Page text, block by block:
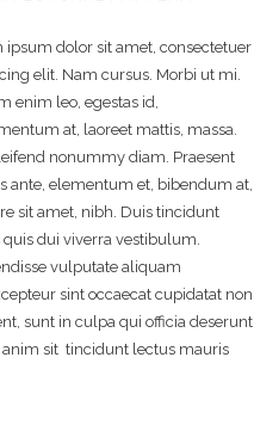
ipsum dolor sit amet, consectetuer
elit. Nam cursus. Morbi ut mi.
enim leo, egestas id,
at, laoreet mattis, massa.
nonummy diam. Praesent
ante, elementum et, bibendum at,
sit amet, nibh. Duis tincidunt
quis dui viverra vestibulum.
vulputate aliquam
sint occaecat cupidatat non
sunt in culpa qui officia deserunt
sit tincidunt lectus mauris